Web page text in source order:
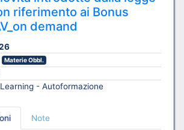
riferimento ai Bonus
demand
Materie Obbl.
- Autoformazione
Note